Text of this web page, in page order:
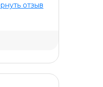
лучше и
отзыв